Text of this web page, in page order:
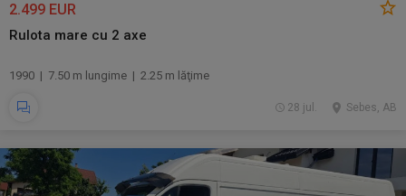
2.499 EUR
Rulota mare cu 2 axe
1990 | 7.50 m lungime | 2.25 m lăţime
Sebes, AB
28 jul.